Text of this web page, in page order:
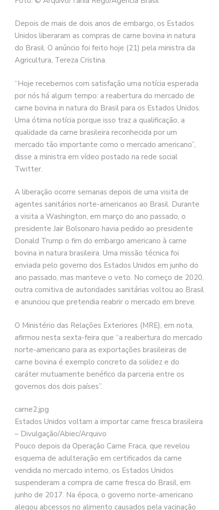
Depois de mais de dois anos de embargo, os Estados
Unidos liberaram as compras de carne bovina in natura
do Brasil. O anúncio foi feito hoje (21) pela ministra da
Agricultura, Tereza Cristina.
“Hoje recebemos com satisfação uma notícia esperada
por nós há algum tempo: a reabertura do mercado de
carne bovina in natura do Brasil para os Estados Unidos.
Uma ótima notícia porque isso traz a qualificação, a
qualidade da carne brasileira reconhecida por um
mercado tão importante como o mercado americano”,
disse a ministra em vídeo postado na rede social
Twitter.
A liberação ocorre semanas depois de uma visita de
agentes sanitários norte-americanos ao Brasil. Durante
a visita a Washington, em março do ano passado, o
presidente Jair Bolsonaro havia pedido ao presidente
Donald Trump o fim do embargo americano à carne
bovina in natura brasileira. Uma missão técnica foi
enviada pelo governo dos Estados Unidos em junho do
ano passado, mas manteve o veto. No começo de 2020,
outra comitiva de autoridades sanitárias voltou ao Brasil
e anunciou que pretendia reabrir o mercado em breve.
O Ministério das Relações Exteriores (MRE), em nota,
afirmou nesta sexta-feira que “a reabertura do mercado
norte-americano para as exportações brasileiras de
carne bovina é exemplo concreto da solidez e do
caráter mutuamente benéfico da parceria entre os
governos dos dois países”.
carne2.jpg
Estados Unidos voltam a importar carne fresca brasileira
– Divulgação/Abiec/Arquivo
Pouco depois da Operação Carne Fraca, que revelou
esquema de adulteração em certificados da carne
vendida no mercado interno, os Estados Unidos
suspenderam a compra de carne fresca do Brasil, em
junho de 2017. Na época, o governo norte-americano
alegou abcessos no alimento causados pela vacinação